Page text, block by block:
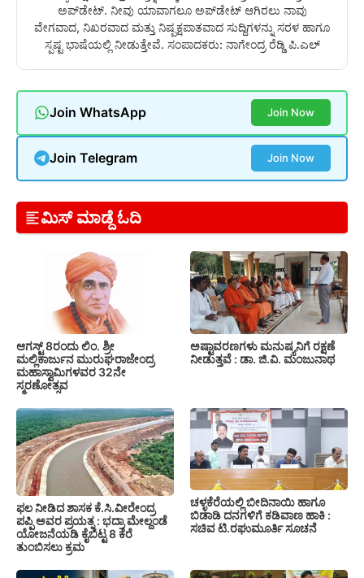
ಅಪ್‌ಡೇಟ್. ನೀವು ಯಾವಾಗಲೂ ಅಪ್‌ಡೇಟ್ ಆಗಿರಲು ನಾವು
ವೇಗವಾದ, ನಿಖರವಾದ ಮತ್ತು ನಿಷ್ಪಕ್ಷಪಾತವಾದ ಸುದ್ದಿಗಳನ್ನು ಸರಳ ಹಾಗೂ
ಸ್ಪಷ್ಟ ಭಾಷೆಯಲ್ಲಿ ನೀಡುತ್ತೇವೆ. ಸಂಪಾದಕರು: ನಾಗೇಂದ್ರ ರೆಡ್ಡಿ ಪಿ.ಎಲ್
Join WhatsApp Join Now
Join Telegram Join Now
ಮಿಸ್ ಮಾಡ್ದೆ ಓದಿ
ಆಗಸ್ಟ್ 8ರಂದು ಲಿಂ. ಶ್ರೀ
ಮಲ್ಲಿಕಾರ್ಜುನ ಮುರುಘರಾಜೇಂದ್ರ
ಮಹಾಸ್ವಾಮಿಗಳವರ 32ನೇ
ಸ್ಮರಣೋತ್ಸವ
ಅಷ್ಟಾವರಣಗಳು ಮನುಷ್ಯನಿಗೆ ರಕ್ಷಣೆ
ನೀಡುತ್ತವೆ : ಡಾ. ಜಿ.ವಿ. ಮಂಜುನಾಥ
ಫಲ ನೀಡಿದ ಶಾಸಕ ಕೆ.ಸಿ.ವೀರೇಂದ್ರ
ಪಪ್ಪಿ ಅವರ ಪ್ರಯತ್ನ : ಭದ್ರಾ ಮೇಲ್ದಂಡೆ
ಯೋಜನೆಯಡಿ ಕೈಬಿಟ್ಟ 8 ಕೆರೆ
ತುಂಬಿಸಲು ಕ್ರಮ
ಚಳ್ಳಕೆರೆಯಲ್ಲಿ ಬೀದಿನಾಯಿ ಹಾಗೂ
ಬಿಡಾಡಿ ದನಗಳಿಗೆ ಕಡಿವಾಣ ಹಾಕಿ :
ಸಚಿವ ಟಿ.ರಘುಮೂರ್ತಿ ಸೂಚನೆ